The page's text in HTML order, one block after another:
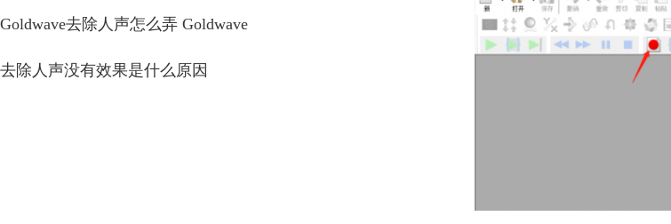
Goldwave去除人声怎么弄 Goldwave
去除人声没有效果是什么原因